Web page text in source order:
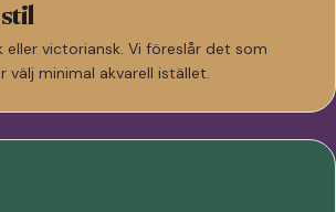
eller victoriansk. Vi föreslår det som
välj minimal akvarell istället.